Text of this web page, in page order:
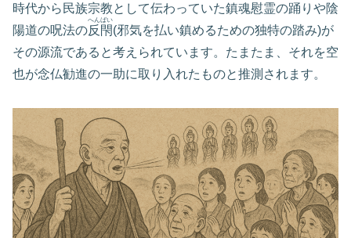
時代から民族宗教として伝わっていた鎮魂慰霊の踊りや陰
陽道の呪法の反閇
へんばい
(邪気を払い鎮めるための独特の踏み)が
その源流であると考えられています。たまたま、それを空
也が念仏勧進の一助に取り入れたものと推測されます。